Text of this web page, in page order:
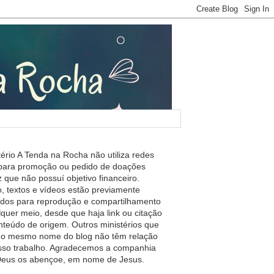
A Tenda na Rocha não utiliza redes
promoção ou pedido de doações
que não possuí objetivo financeiro.
textos e vídeos estão previamente
para reprodução e compartilhamento
meio, desde que haja link ou citação
de origem. Outros ministérios que
mesmo nome do blog não têm relação
trabalho. Agradecemos a companhia
os abençoe, em nome de Jesus.